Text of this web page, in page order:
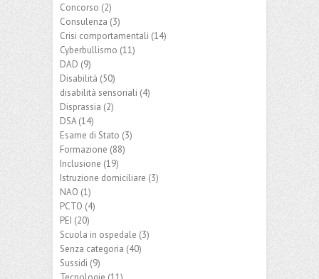
Concorso (2)
Consulenza (3)
Crisi comportamentali (14)
Cyberbullismo (11)
DAD (9)
Disabilità (50)
disabilità sensoriali (4)
Disprassia (2)
DSA(14)
Esame di Stato (3)
Formazione (88)
Inclusione (19)
Istruzione domiciliare (3)
NAO (1)
PCTO (4)
PEI (20)
Scuola in ospedale (3)
Senza categoria (40)
Sussidi (9)